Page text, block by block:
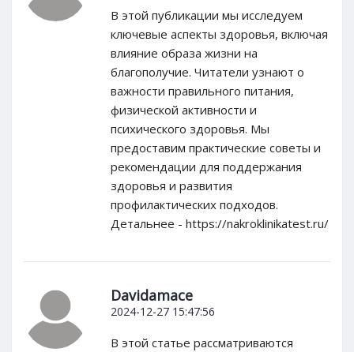
В этой публикации мы исследуем
ключевые аспекты здоровья, включая
влияние образа жизни на
благополучие. Читатели узнают о
важности правильного питания,
физической активности и
психического здоровья. Мы
предоставим практические советы и
рекомендации для поддержания
здоровья и развития
профилактических подходов.
Детальнее - https://nakroklinikatest.ru/
Davidamace
2024-12-27 15:47:56
В этой статье рассматриваются